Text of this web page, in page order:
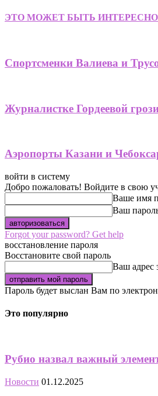
ЭТО МОЖЕТ БЫТЬ ИНТЕРЕСНО
Спортсменки Валиева и
Журналистке Гордеевой
Аэропорты Казани и
войти в систему
Добро пожаловать! Войдите в свою
Ваше имя
Ваш
Forgot your password? Get help
восстановление пароля
Восстановите свой пароль
Ваш адрес
Пароль будет выслан Вам по
Это популярно
Рубио назвал важный
Новости 01.12.2025